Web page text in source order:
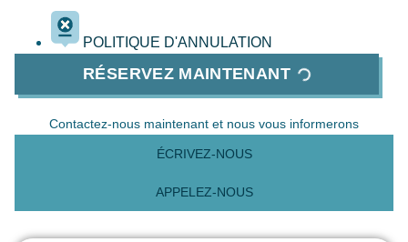
POLITIQUE D'ANNULATION
RÉSERVEZ MAINTENANT
Contactez-nous maintenant et nous vous informerons
ÉCRIVEZ-NOUS
APPELEZ-NOUS